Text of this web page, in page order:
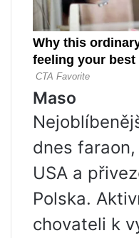
Maso
dnes
USA a
Polska.
chovateli k